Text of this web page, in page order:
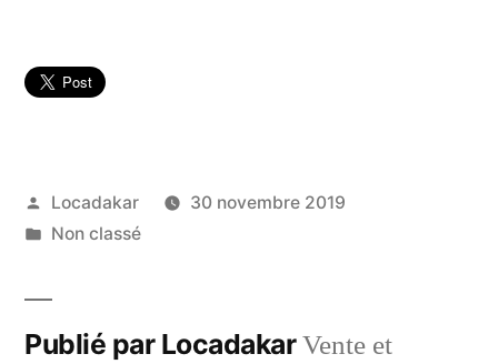
Publié
par
Locadakar
30 novembre 2019
Publié
Non classé
Publié par LocadakarVente et